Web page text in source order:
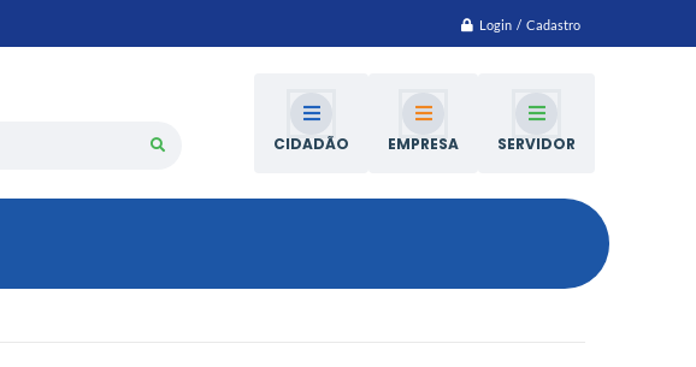
Login / Cadastro
CIDADÃO EMPRESA SERVIDOR